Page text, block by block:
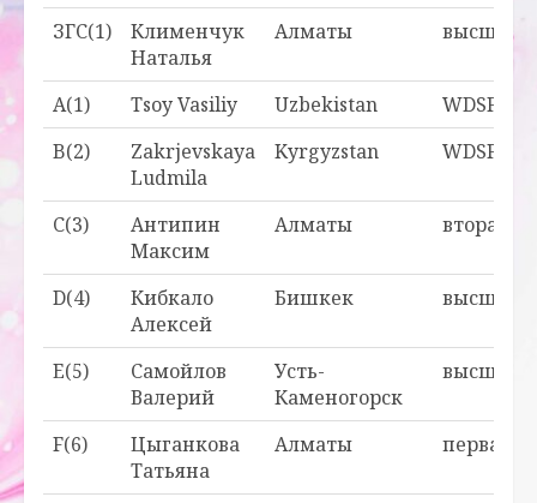
ЗГС(1)
Клименчук
Наталья
Алматы высшая
A(1) Tsoy Vasiliy Uzbekistan
WDSF
B(2)
Zakrjevskaya
Ludmila
Kyrgyzstan WDSF
C(3)
Антипин
Максим
Алматы вторая
D(4)
Кибкало
Алексей
Бишкек высшая
E(5)
Самойлов
Валерий
Усть-
Каменогорск
высшая
F(6)
Цыганкова
Татьяна
Алматы первая